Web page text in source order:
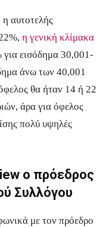
αυτοτελής
η γενική κλίμακα
για εισόδημα 30,001-
άνω των 40,001
θα ήταν 14 ή 22
άρα για όφελος
πολύ υψηλές
ο πρόεδρος
Συλλόγου
με τον πρόεδρο